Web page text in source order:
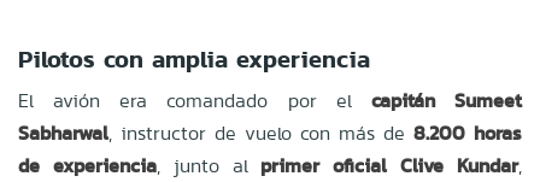
Pilotos con amplia experiencia
El avión era comandado por el capitán Sumeet
Sabharwal, instructor de vuelo con más de 8.200 horas
de experiencia, junto al primer oficial Clive Kundar,